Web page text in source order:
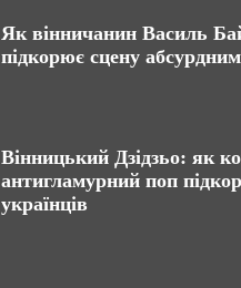
Як вінничанин Василь
підкорює сцену
Вінницький Дзідзьо: як
антигламурний поп
українців